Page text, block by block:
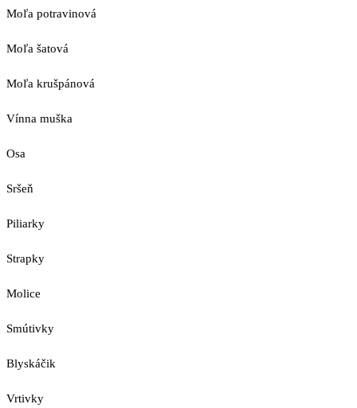
Moľa potravinová
Moľa šatová
Moľa krušpánová
Vínna muška
Osa
Sršeň
Piliarky
Strapky
Molice
Smútivky
Blyskáčik
Vrtivky